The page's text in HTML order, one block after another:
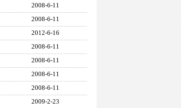
2008-6-11
2008-6-11
2012-6-16
2008-6-11
2008-6-11
2008-6-11
2008-6-11
2009-2-23